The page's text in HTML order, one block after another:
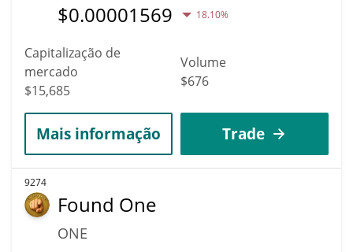
$0.00001569 18.10%
Capitalização de
mercado
$15,685
Volume
$676
Mais informação Trade
9274
Found One
ONE